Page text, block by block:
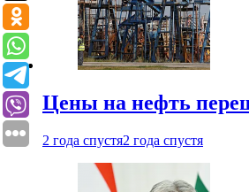
Цены на нефть
2 года спустя2 года спустя